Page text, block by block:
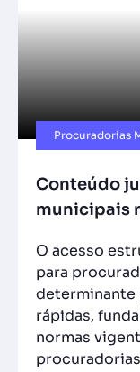
Procuradorias
Conteúdo
municipais
O acesso
para
determinante
rápidas,
normas